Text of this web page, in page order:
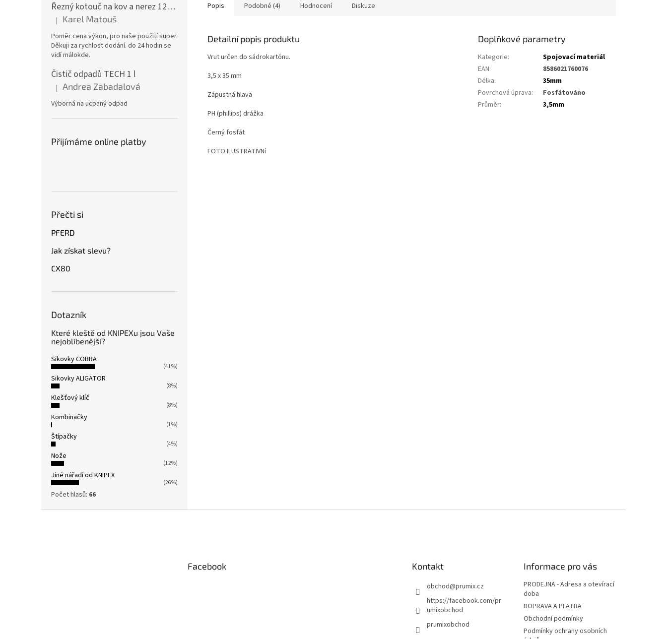
Řezný kotouč na kov a nerez 125x1,0x22 A46T6BF, balení 25ks
Hodnocení produktu je 5 z 5 hvězdiček.
| Karel Matouš
Poměr cena výkon, pro naše použití super.
Děkuji za rychlost dodání. do 24 hodin se
vidí málokde.
Čistič odpadů TECH 1 l
Hodnocení produktu je 5 z 5 hvězdiček.
| Andrea Zabadalová
Výborná na ucpaný odpad
Přijímáme online platby
Přečti si
PFERD
Jak získat slevu?
CX80
Dotazník
Které kleště od KNIPEXu jsou Vaše
nejoblíbenější?
Sikovky COBRA
(41%)
Sikovky ALIGATOR
(8%)
Klešťový klíč
(8%)
Kombinačky
(1%)
Štípačky
(4%)
Nože
(12%)
Jiné nářadí od KNIPEX
(26%)
Počet hlasů: 66
Popis Podobné (4) Hodnocení Diskuze
Detailní popis produktu
Vrut určen do sádrokartónu.
3,5 x 35 mm
Zápustná hlava
PH (phillips) drážka
Černý fosfát
FOTO ILUSTRATIVNí
Doplňkové parametry
Kategorie:
Spojovací materiál
EAN:
8586021760076
Délka:
35mm
Povrchová úprava:
Fosfátováno
Průměr: 3,5mm
Facebook Kontakt
obchod@prumix.cz
https://facebook.com/pr
umixobchod
prumixobchod
Informace pro vás
PRODEJNA - Adresa a otevírací
doba
DOPRAVA A PLATBA
Obchodní podmínky
Podmínky ochrany osobních